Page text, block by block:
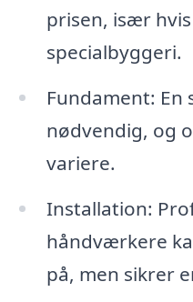
prisen, især
specialbyggeri.
Fundament: En
nødvendig, og
variere.
Installation:
håndværkere
på, men sikrer